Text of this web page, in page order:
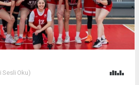
Sesli Oku)